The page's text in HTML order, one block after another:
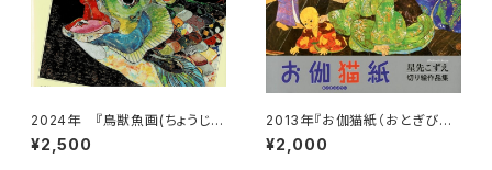
2024年 『鳥獣魚画(ちょうじゅ
うぎょが)』作品集
¥2,500
2013年『お伽猫紙（おとぎびょう
し）』作品集
¥2,000